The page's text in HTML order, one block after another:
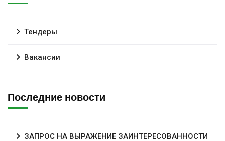
Тендеры
Вакансии
Последние новости
ЗАПРОС НА ВЫРАЖЕНИЕ ЗАИНТЕРЕСОВАННОСТИ